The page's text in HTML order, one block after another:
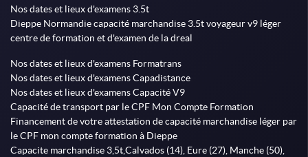
Nos dates et lieux d'examens 3.5t
Dieppe Normandie capacité marchandise 3.5t voyageur v9 léger
centre de formation et d'examen de la dreal
Nos dates et lieux d'examens Formatrans
Nos dates et lieux d'examens Capadistance
Nos dates et lieux d'examens Capacité V9
Capacité de transport par le CPF Mon Compte Formation
Financement de votre attestation de capacité marchandise léger par
le CPF mon compte formation à Dieppe
Capacite marchandise 3,5t,Calvados (14), Eure (27), Manche (50),